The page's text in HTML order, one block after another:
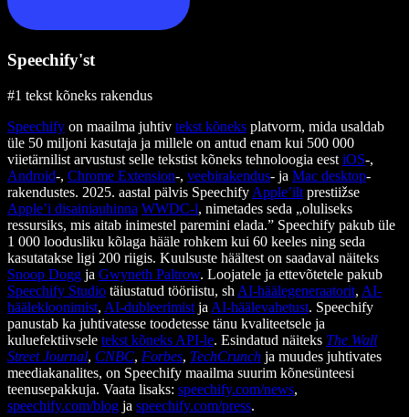
Speechify'st
#1 tekst kõneks rakendus
Speechify on maailma juhtiv tekst kõneks platvorm, mida usaldab
üle 50 miljoni kasutaja ja millele on antud enam kui 500 000
viietärnilist arvustust selle tekstist kõneks tehnoloogia eest iOS-,
Android-, Chrome Extension-, veebirakendus- ja Mac desktop-
rakendustes. 2025. aastal pälvis Speechify Apple’ilt prestiižse
Apple’i disainiauhinna WWDC-l, nimetades seda „oluliseks
ressursiks, mis aitab inimestel paremini elada.” Speechify pakub üle
1 000 loodusliku kõlaga hääle rohkem kui 60 keeles ning seda
kasutatakse ligi 200 riigis. Kuulsuste häältest on saadaval näiteks
Snoop Dogg ja Gwyneth Paltrow. Loojatele ja ettevõtetele pakub
Speechify Studio täiustatud tööriistu, sh AI-häälegeneraatorit, AI-
häälekloonimist, AI-dubleerimist ja AI-häälevahetust. Speechify
panustab ka juhtivatesse toodetesse tänu kvaliteetsele ja
kuluefektiivsele tekst kõneks API-le. Esindatud näiteks The Wall
Street Journal, CNBC, Forbes, TechCrunch ja muudes juhtivates
meediakanalites, on Speechify maailma suurim kõnesünteesi
teenusepakkuja. Vaata lisaks: speechify.com/news,
speechify.com/blog ja speechify.com/press.